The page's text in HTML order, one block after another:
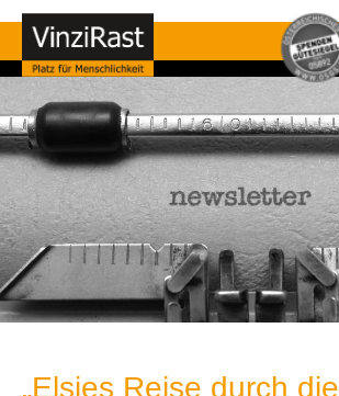
„Elsies Reise durch die